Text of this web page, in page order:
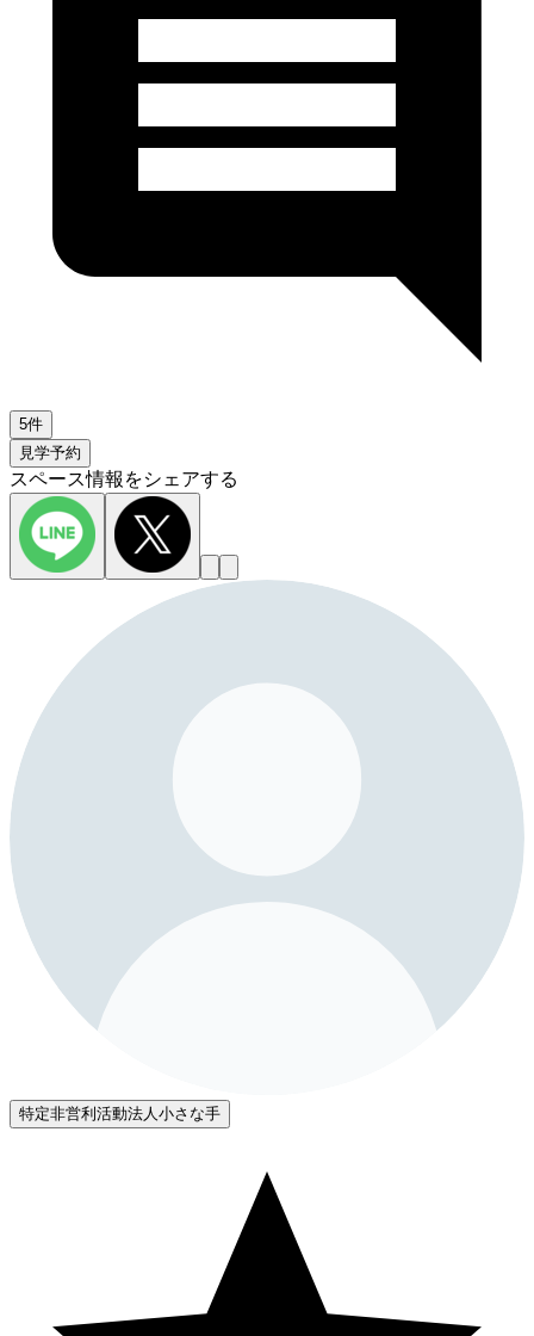
5件
見学予約
スペース情報をシェアする
特定非営利活動法人小さな手